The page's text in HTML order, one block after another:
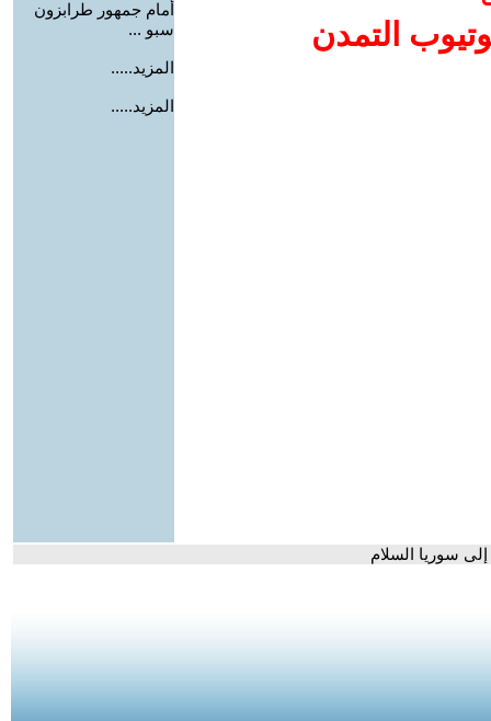
التمدن
أمام جمهور طرابزون
سبو ...
المزيد.....
المزيد.....
سوريا السلام